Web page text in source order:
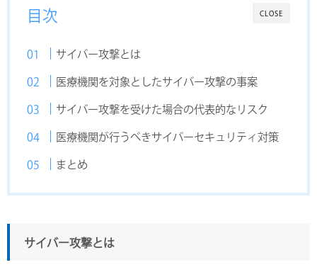
CLOSE
目次
サイバー攻撃とは
医療機関を対象としたサイバー攻撃の事案
サイバー攻撃を受けた場合の代表的なリスク
医療機関が行うべきサイバーセキュリティ対策
まとめ
サイバー攻撃とは